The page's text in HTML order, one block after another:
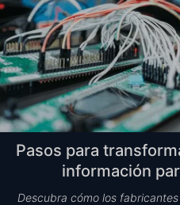
Pasos para
información
Descubra cómo los